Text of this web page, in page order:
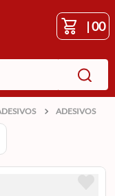
|00
ADESIVOS